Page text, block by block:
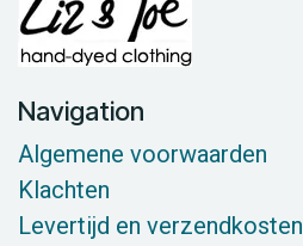
Navigation
Algemene voorwaarden
Klachten
Levertijd en verzendkosten